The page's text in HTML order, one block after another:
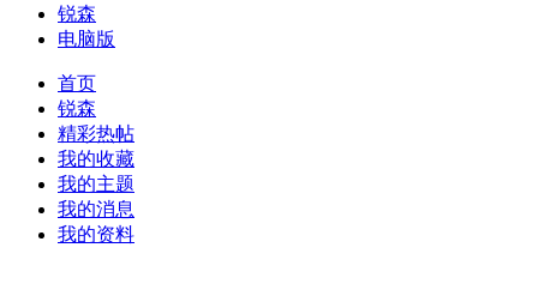
锐森
电脑版
首页
锐森
精彩热帖
我的收藏
我的主题
我的消息
我的资料